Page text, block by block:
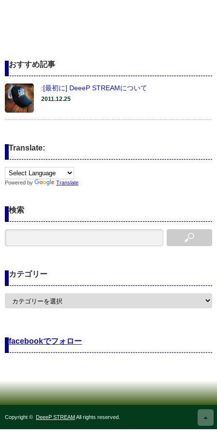
おすすめ記事
:[最初に] DeeeP STREAMについて
2011.12.25
Translate:
Powered by Translate
検索
カテゴリー
カ
facebookでフォロー
Copyright © DeeeP STREAMAll rights reserved.